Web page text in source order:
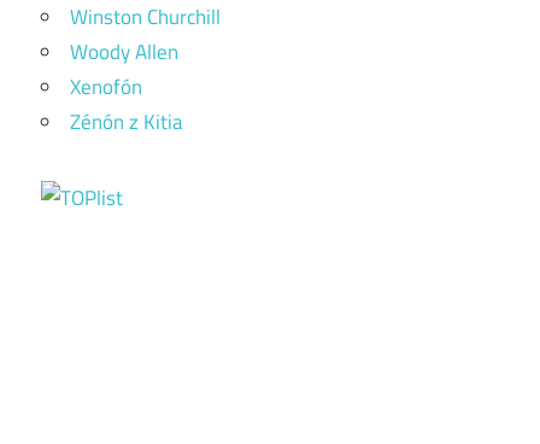
Winston Churchill
Woody Allen
Xenofón
Zénón z Kitia